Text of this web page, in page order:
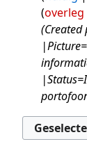
t
i
n
g
a
t
t
i
n
g
n
v
a
t
i
n
g
m
e
n
v
a
t
t
i
i
n
g
s
s
a
m
e
n
r
k
i
n
g
s
s
a
m
n
b
e
w
e
r
i
n
e
e
n
b
e
w
r
k
overleg
Created